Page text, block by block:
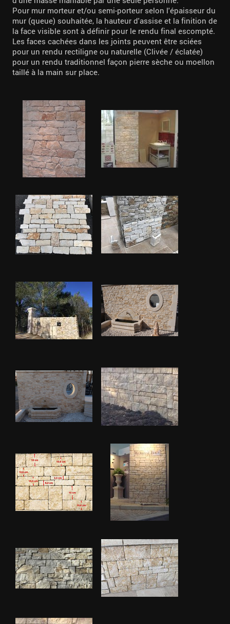
Pour mur morteur et/ou semi-porteur selon l'épaisseur du
mur (queue) souhaitée, la hauteur d'assise et la finition de
la face visible sont à définir pour le rendu final escompté.
Les faces cachées dans les joints peuvent être sciées
pour un rendu rectiligne ou naturelle (Clivée / éclatée)
pour un rendu traditionnel façon pierre sèche ou moellon
taillé à la main sur place.